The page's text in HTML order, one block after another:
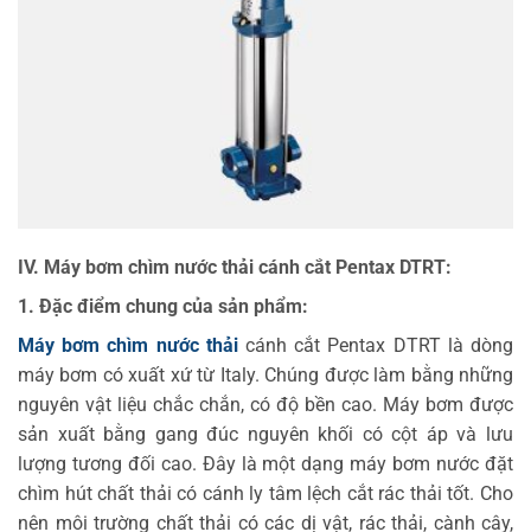
IV. Máy bơm chìm nước thải cánh cắt Pentax DTRT:
1. Đặc điểm chung của sản phẩm:
Máy bơm chìm nước thảicánh cắt Pentax DTRT là dòng
máy bơm có xuất xứ từ Italy. Chúng được làm bằng những
nguyên vật liệu chắc chắn, có độ bền cao. Máy bơm được
sản xuất bằng gang đúc nguyên khối có cột áp và lưu
lượng tương đối cao. Đây là một dạng máy bơm nước đặt
chìm hút chất thải có cánh ly tâm lệch cắt rác thải tốt. Cho
nên môi trường chất thải có các dị vật, rác thải, cành cây,